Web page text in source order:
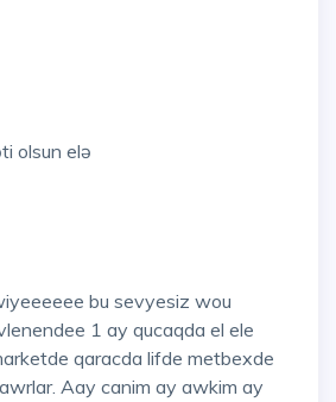
olsun elə
bu sevyesiz wou
1 ay qucaqda el ele
qaracda lifde metbexde
Aay canim ay awkim ay